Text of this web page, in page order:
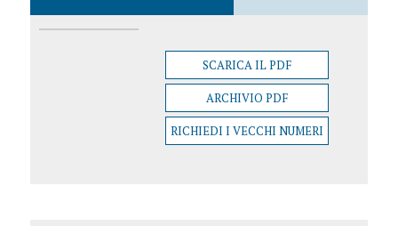
SCARICA IL PDF
ARCHIVIO PDF
RICHIEDI I VECCHI NUMERI